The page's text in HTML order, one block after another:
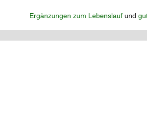
Ergänzungen zum Lebenslaufund